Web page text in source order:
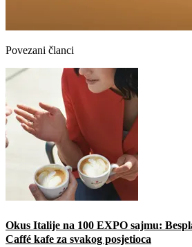
Povezani članci
Okus Italije na 100 EXPO sajmu:
Caffé kafe za svakog posjetioca